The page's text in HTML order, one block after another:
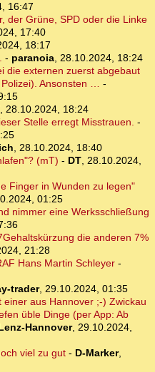
16:47
der Grüne, SPD oder die Linke
17:40
18:17
- paranoia, 28.10.2024, 18:24
die externen zuerst abgebaut
Ansonsten … -
, 28.10.2024, 18:24
Stelle erregt Misstrauen. -
, 28.10.2024, 18:40
(mT) - DT, 28.10.2024,
Finger in Wunden zu legen"
01:25
nimmer eine Werksschließung
die anderen 7%
21:28
Hans Martin Schleyer-
trader, 29.10.2024, 01:35
aus Hannover ;-) Zwickau
üble Dinge (per App: Ab
Hannover, 29.10.2024,
viel zu gut- D-Marker,